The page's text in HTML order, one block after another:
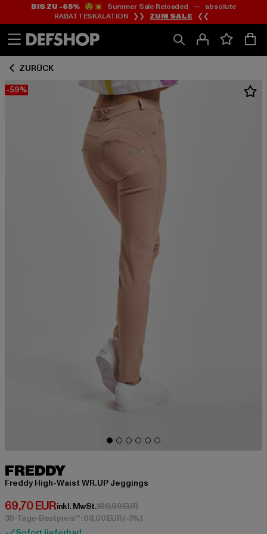
Zum
Inhalt
springen
Zum
Fußzeile
springen
BIS ZU -65%😲💥 Summer Sale Reloaded — absolute
RABATTESKALATION ❯❯ ZUM SALE ❮❮
ZURÜCK
-59%
FREDDY
Freddy High-Waist WR.UP Jeggings
69,70 EUR
Derzeitiger Preis: 69,70 EUR
inkl. MwSt.169,99 EURAktionspreis: 169,99 EUR
30-Tage-Bestpreis**: 68,00 EUR(-3%)